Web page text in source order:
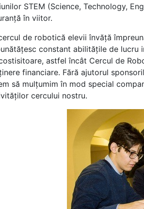
STEM (Science, Technology,
în viitor.
de robotică elevii învăță
constant abilitățile de lucru
astfel încât Cercul de
financiare. Fără ajutorul
să mulţumim în mod special
cercului nostru.